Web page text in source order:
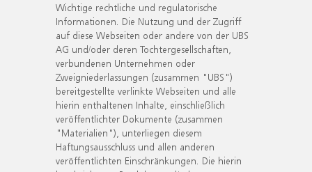
Wichtige rechtliche und regulatorische
Informationen. Die Nutzung und der Zugriff
auf diese Webseiten oder andere von der UBS
AG und/oder deren Tochtergesellschaften,
verbundenen Unternehmen oder
Zweigniederlassungen (zusammen "UBS")
bereitgestellte verlinkte Webseiten und alle
hierin enthaltenen Inhalte, einschließlich
veröffentlichter Dokumente (zusammen
"Materialien"), unterliegen diesem
Haftungsausschluss und allen anderen
veröffentlichten Einschränkungen. Die hierin